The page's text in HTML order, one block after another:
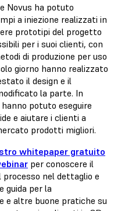
Novus ha potuto
a iniezione realizzati in
prototipi del progetto
per i suoi clienti, con
di produzione per uso
giorno hanno realizzato
il design e il
la parte. In
potuto eseguire
e aiutare i clienti a
prodotti migliori.
whitepaper gratuito
per conoscere il
nel dettaglio e
guida per la
e altre buone pratiche su